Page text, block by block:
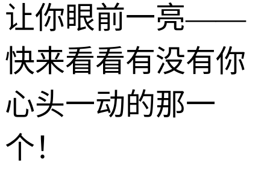
让你眼前一亮——
快来看看有没有你
心头一动的那一
个！